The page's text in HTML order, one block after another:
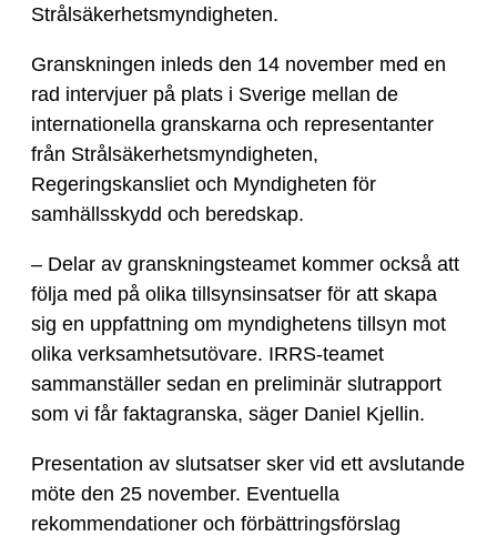
Strålsäkerhetsmyndigheten.
Granskningen inleds den 14 november med en
rad intervjuer på plats i Sverige mellan de
internationella granskarna och representanter
från Strålsäkerhetsmyndigheten,
Regeringskansliet och Myndigheten för
samhällsskydd och beredskap.
– Delar av granskningsteamet kommer också att
följa med på olika tillsynsinsatser för att skapa
sig en uppfattning om myndighetens tillsyn mot
olika verksamhetsutövare. IRRS-teamet
sammanställer sedan en preliminär slutrapport
som vi får faktagranska, säger Daniel Kjellin.
Presentation av slutsatser sker vid ett avslutande
möte den 25 november. Eventuella
rekommendationer och förbättringsförslag